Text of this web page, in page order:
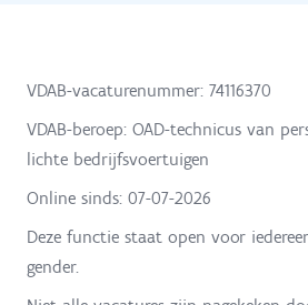
VDAB-vacaturenummer: 74116370
VDAB-beroep: OAD-technicus van
lichte bedrijfsvoertuigen
Online sinds: 07-07-2026
Deze functie staat open voor
gender.